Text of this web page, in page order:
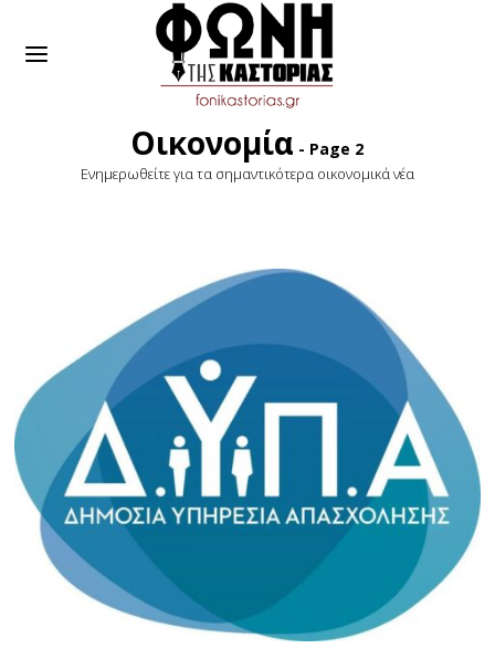
Οικονομία - Page 2
Ενημερωθείτε για τα σημαντικότερα οικονομικά νέα